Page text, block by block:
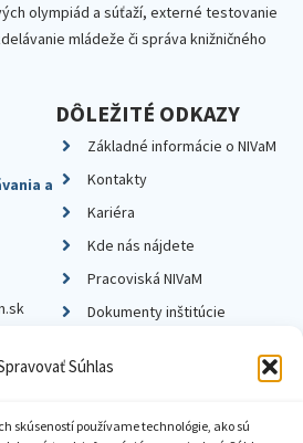
Súhlas
skúseností používame technológie, ako sú
olympiád a súťaží, externé testovanie
mládeže či správa knižničného
a
DÔLEŽITÉ ODKAZY
Základné informácie o NIVaM
Kontakty
Kariéra
Kde nás nájdete
Pracoviská NIVaM
Dokumenty inštitúcie